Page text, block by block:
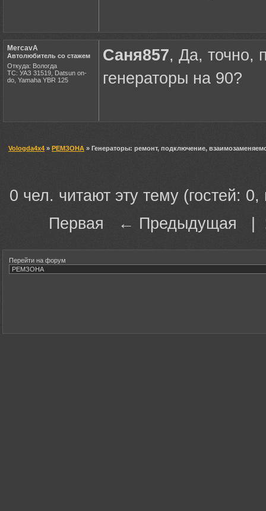
MercavA
Автолюбитель со стажем
Откуда: Вологда
ТС: УАЗ 31519, Datsun on-
do, Yamaha YBR 125
Саня857, Да, точно,
генераторы на 90?
Vologda4x4 » РЕМЗОНА » Генераторы: ремонт, подключение,
0 чел. читают эту тему (гостей:
Первая ← Предыдущая |
Перейти на форум